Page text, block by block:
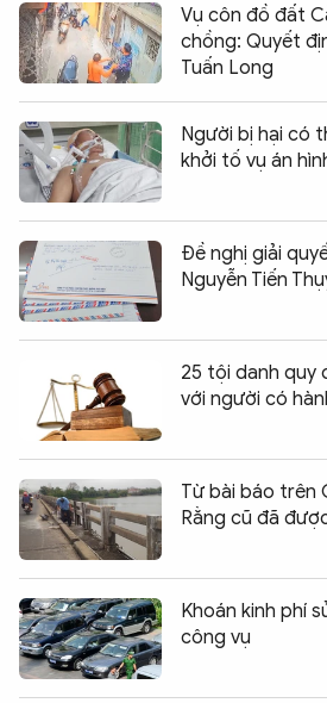
Vụ côn đồ đất
chồng: Quyết
Tuấn Long
Người bị hại có
khởi tố vụ án
Đề nghị giải
Nguyễn Tiến
25 tội danh quy
với người có
Từ bài báo trên
Rằng cũ đã
Khoán kinh phí
công vụ